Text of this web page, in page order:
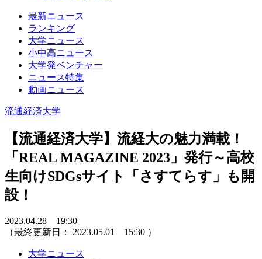
最新ニュース
ランキング
大学ニュース
小中高ニュース
大学発ベンチャー
ニュース特集
動画ニュース
流通経済大学
【流通経済大学】流経大の魅力満載！
「REAL MAGAZINE 2023」発行～高校
生向けSDGsサイト「さすてらす」も開
設！
2023.04.28 19:30
（最終更新日： 2023.05.01 15:30 ）
大学ニュース